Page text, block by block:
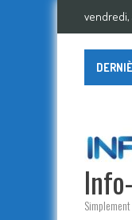
Skip
vendredi,